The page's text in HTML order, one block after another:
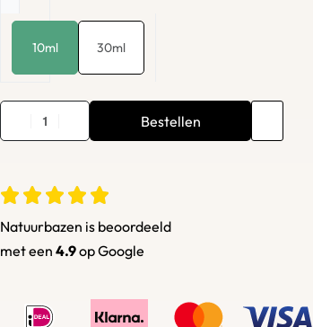
10ml 30ml
Bestellen
Natuurbazen is beoordeeld
met een 4.9opGoogle